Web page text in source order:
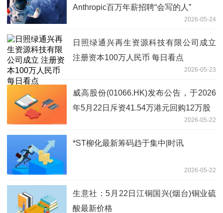
Anthropic百万年薪招聘“会写的人”
2026-05-24
日照绿通兴再生资源科技有限公司成立
注册资本100万人民币 每日看点
2026-05-23
威高股份(01066.HK)发布公告，于2026
年5月22日斥资41.54万港元回购12万股
2026-05-22
*ST柳化最新筹码趋于集中|时讯
2026-05-22
生意社：5月22日江铜国兴(烟台)铜业硫
酸最新价格